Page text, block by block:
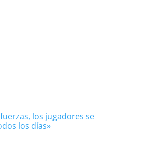
los jugadores se
los días»